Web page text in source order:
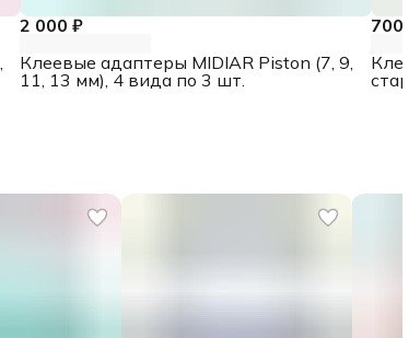
2 000 ₽
Клеевые адаптеры MIDIAR Piston (7, 9,
11, 13 мм), 4 вида по 3 шт.
700 ₽